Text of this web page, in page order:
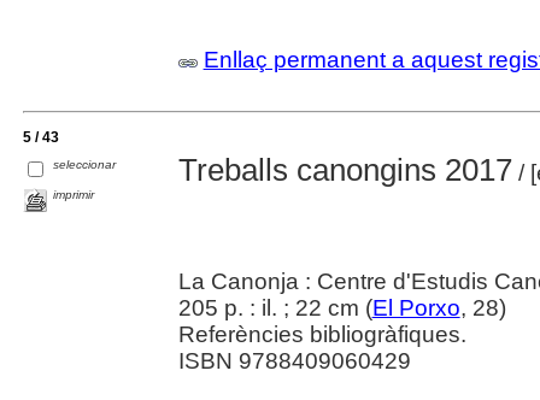
Enllaç permanent a aquest
5 / 43
seleccionar
imprimir
Treballs canongins 2017 /
La Canonja : Centre d'Estudis
205 p. : il. ; 22 cm (El Porxo, 28)
Referències bibliogràfiques.
ISBN 9788409060429